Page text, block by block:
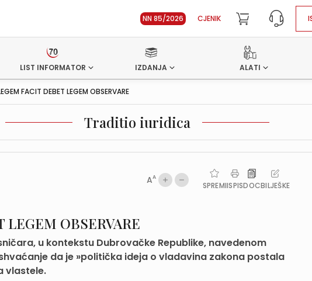
NN 85/2026 CJENIK
LIST INFORMATOR IZDANJA ALATI
FACIT DEBET LEGEM OBSERVARE
Traditio iuridica
AA
SPREMIISPISDOCBILJEŠKE
OBSERVARE
u kontekstu Dubrovačke Republike, navedenom
da je »politička ideja o vladavina zakona postala
vlastele.